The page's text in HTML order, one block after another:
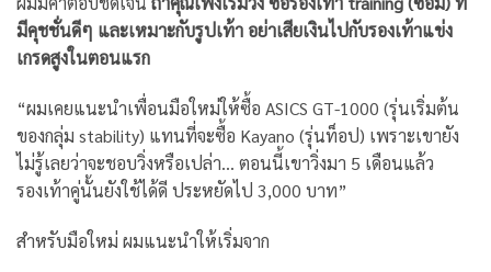
มีคุชชั่นดีๆ และเหมาะกับรูปเท้า อย่าเสียเงินไปกับรองเท้าแข่ง
เกรดสูงในตอนแรก
“ผมเคยแนะนำเพื่อนมือใหม่ให้ซื้อ ASICS GT-1000 (รุ่นเริ่มต้น
ของกลุ่ม stability) แทนที่จะซื้อ Kayano (รุ่นท็อป) เพราะเขายัง
ไม่รู้เลยว่าจะชอบวิ่งหรือเปล่า… ตอนนี้เขาวิ่งมา 5 เดือนแล้ว
รองเท้าคู่นั้นยังใช้ได้ดี ประหยัดไป 3,000 บาท”
สำหรับมือใหม่ ผมแนะนำให้เริ่มจาก